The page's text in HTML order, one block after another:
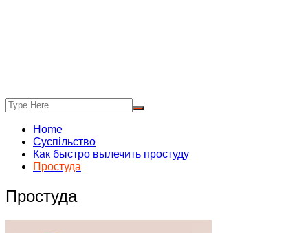
Home
Суспільство
Как быстро вылечить простуду
Простуда
Простуда